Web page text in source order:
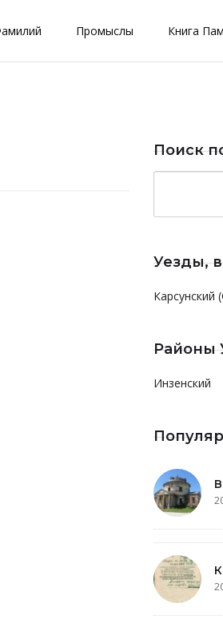
Промыслы Книга
Поиск
Уезды,
Карсунский
Районы
Инзенский